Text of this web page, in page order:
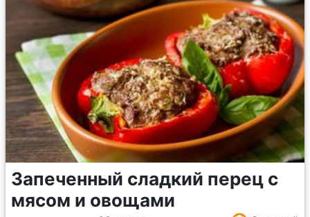
Запеченный сладкий перец с
мясом и овощами